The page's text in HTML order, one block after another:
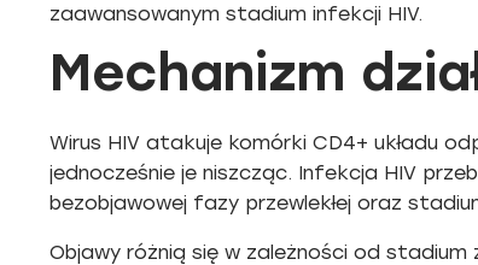
zaawansowanym stadium infekcji HIV.
Mechanizm
Wirus HIV atakuje komórki CD4+ układu
jednocześnie je niszcząc. Infekcja HIV
bezobjawowej fazy przewlekłej oraz
Objawy różnią się w zależności od stadium